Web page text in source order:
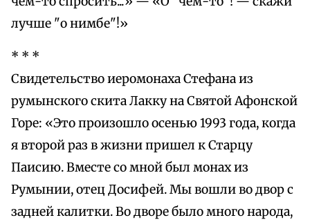
лучше "о нимбе"!»
* * *
Свидетельство иеромонаха Стефана из
румынского скита Лакку на Святой Афонской
Горе: «Это произошло осенью 1993 года, когда
я второй раз в жизни пришел к Старцу
Паисию. Вместе со мной был монах из
Румынии, отец Досифей. Мы вошли во двор с
задней калитки. Во дворе было много народа,